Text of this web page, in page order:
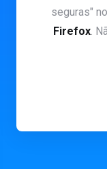
seguras" no
Firefox.